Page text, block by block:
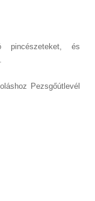
pincészeteket, és
Pezsgőútlevél